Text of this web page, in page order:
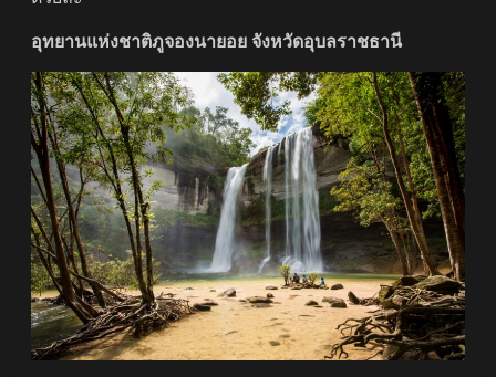
อุทยานแห่งชาติภูจองนายอย จังหวัดอุบลราชธานี